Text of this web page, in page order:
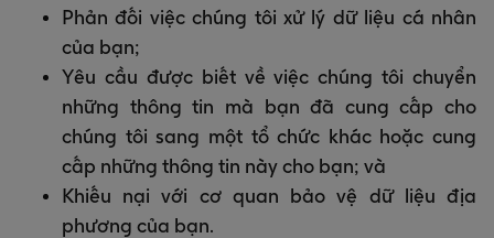
Phản đối việc chúng tôi xử lý dữ liệu cá nhân
của bạn;
Yêu cầu được biết về việc chúng tôi chuyển
những thông tin mà bạn đã cung cấp cho
chúng tôi sang một tổ chức khác hoặc cung
cấp những thông tin này cho bạn; và
Khiếu nại với cơ quan bảo vệ dữ liệu địa
phương của bạn.